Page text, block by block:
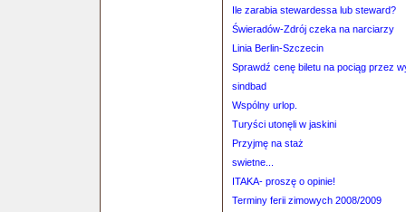
Ile zarabia stewardessa lub steward?
Świeradów-Zdrój czeka na narciarzy
Linia Berlin-Szczecin
Sprawdź cenę biletu na pociąg przez
sindbad
Wspólny urlop.
Turyści utonęli w jaskini
Przyjmę na staż
swietne...
ITAKA- proszę o opinie!
Terminy ferii zimowych 2008/2009